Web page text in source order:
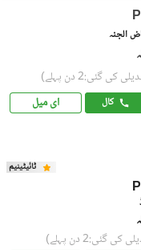
الجنہ
کی گئی:2 دن پہلے)
کال ای میل
ٹائیٹینیم
کی گئی:2 دن پہلے)